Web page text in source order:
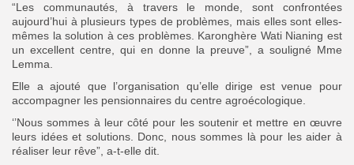
“Les communautés, à travers le monde, sont confrontées
aujourd’hui à plusieurs types de problèmes, mais elles sont elles-
mêmes la solution à ces problèmes. Karonghère Wati Nianing est
un excellent centre, qui en donne la preuve”, a souligné Mme
Lemma.
Elle a ajouté que l’organisation qu’elle dirige est venue pour
accompagner les pensionnaires du centre agroécologique.
‘’Nous sommes à leur côté pour les soutenir et mettre en œuvre
leurs idées et solutions. Donc, nous sommes là pour les aider à
réaliser leur rêve”, a-t-elle dit.